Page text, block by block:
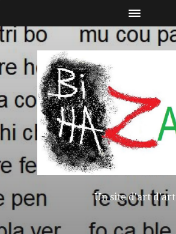
Un site d'art d'art